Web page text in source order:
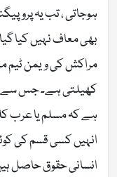
ہوجاتی ، تب یہ
بھی معاف نہیں کیا
مراکش کی ویمن ٹیم
کھیلتی ہے۔ جس سے
ہے کہ مسلم یا عرب
انہیں کسی قسم کی
انسانی حقوق حاصل